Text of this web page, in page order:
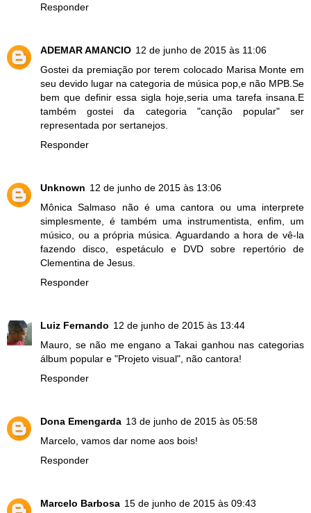
Responder
ADEMAR AMANCIO 12 de junho de 2015 às 11:06
Gostei da premiação por terem colocado Marisa Monte em
seu devido lugar na categoria de música pop,e não MPB.Se
bem que definir essa sigla hoje,seria uma tarefa insana.E
também gostei da categoria "canção popular" ser
representada por sertanejos.
Responder
Unknown 12 de junho de 2015 às 13:06
Mônica Salmaso não é uma cantora ou uma interprete
simplesmente, é também uma instrumentista, enfim, um
músico, ou a própria música. Aguardando a hora de vê-la
fazendo disco, espetáculo e DVD sobre repertório de
Clementina de Jesus.
Responder
Luiz Fernando 12 de junho de 2015 às 13:44
Mauro, se não me engano a Takai ganhou nas categorias
álbum popular e "Projeto visual", não cantora!
Responder
Dona Emengarda 13 de junho de 2015 às 05:58
Marcelo, vamos dar nome aos bois!
Responder
Marcelo Barbosa 15 de junho de 2015 às 09:43